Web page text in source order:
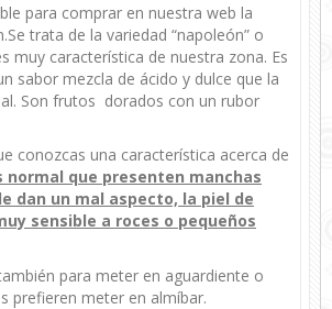
para comprar en nuestra web la
trata de la variedad “napoleón” o
muy característica de nuestra zona. Es
sabor mezcla de ácido y dulce que la
Son frutos dorados con un rubor
conozcas una característica acerca de
normal que presenten manchas
dan un mal aspecto, la piel de
sensible a roces o pequeños
para meter en aguardiente o
prefieren meter en almíbar.